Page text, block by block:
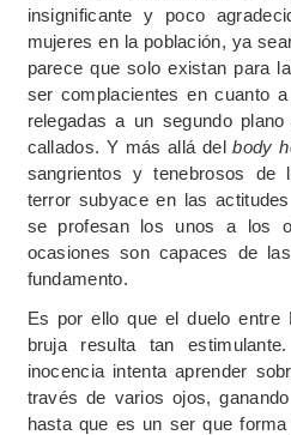
insignificante y poco
mujeres en la población, ya
parece que solo existan para
ser complacientes en cuanto
relegadas a un segundo
callados. Y más allá delbody
sangrientos y tenebrosos de
terror subyace en las
se profesan los unos a los
ocasiones son capaces de
fundamento.
Es por ello que el duelo
bruja resulta tan
inocencia intenta aprender
través de varios ojos,
hasta que es un ser que